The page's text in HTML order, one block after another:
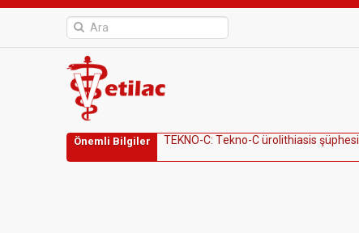
Önemli Bilgiler TEKNO-C: Tekno-Cüro ithiasis şüphesi